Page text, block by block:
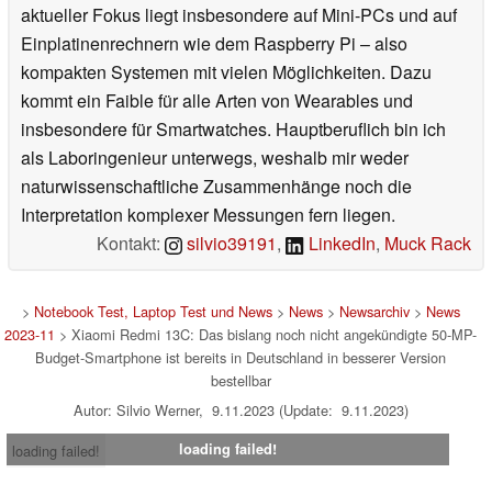
aktueller Fokus liegt insbesondere auf Mini-PCs und auf
Einplatinenrechnern wie dem Raspberry Pi – also
kompakten Systemen mit vielen Möglichkeiten. Dazu
kommt ein Faible für alle Arten von Wearables und
insbesondere für Smartwatches. Hauptberuflich bin ich
als Laboringenieur unterwegs, weshalb mir weder
naturwissenschaftliche Zusammenhänge noch die
Interpretation komplexer Messungen fern liegen.
Kontakt:
silvio39191, LinkedIn, Muck Rack
> Notebook Test, Laptop Test und News> News> Newsarchiv> News
2023-11 > Xiaomi Redmi 13C: Das bislang noch nicht angekündigte 50-MP-
Budget-Smartphone ist bereits in Deutschland in besserer Version
bestellbar
Autor: Silvio Werner, 9.11.2023 (Update: 9.11.2023)
loading failed!
loading failed!